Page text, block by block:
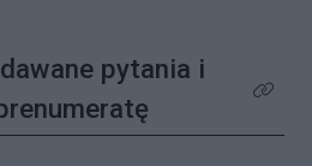
pytania i
Kliknij